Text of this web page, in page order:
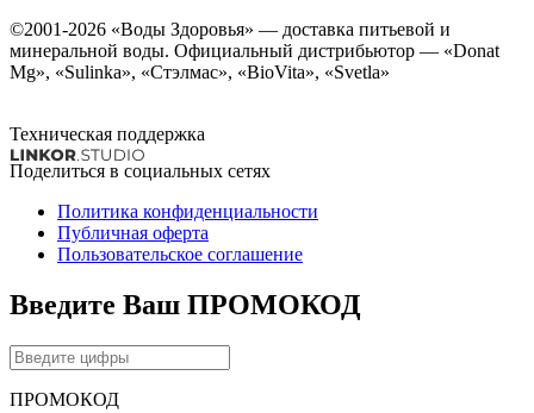
©2001-2026 «Воды Здоровья» — доставка питьевой и
минеральной воды. Официальный дистрибьютор — «Donat
Mg», «Sulinka», «Стэлмас», «BioVita», «Svetla»
Техническая поддержка
Поделиться в социальных сетях
Политика конфиденциальности
Публичная оферта
Пользовательское соглашение
Введите Ваш ПРОМОКОД
ПРОМОКОД